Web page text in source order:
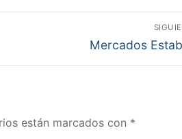
Entrada
Mercados
están marcados con *